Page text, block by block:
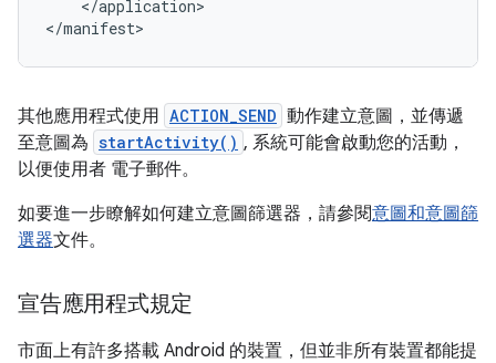
</application>
</manifest>
其他應用程式使用 ACTION_SEND 動作建立意圖，並傳遞
至意圖為 startActivity() , 系統可能會啟動您的活動，
以便使用者 電子郵件。
如要進一步瞭解如何建立意圖篩選器，請參閱意圖和意圖篩
選器文件。
宣告應用程式規定
市面上有許多搭載 Android 的裝置，但並非所有裝置都能提